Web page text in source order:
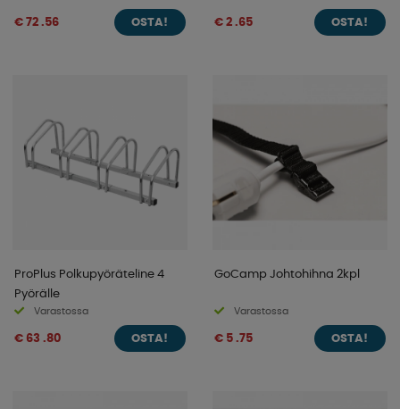
€ 72 .56 OSTA! € 2 .65 OSTA!
ProPlus Polkupyöräteline 4
Pyörälle
Varastossa
€ 63 .80 OSTA!
GoCamp Johtohihna 2kpl
Varastossa
€ 5 .75 OSTA!